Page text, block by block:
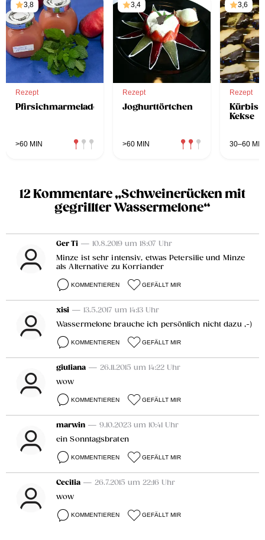
3,8
Rezept
Pfirsichmarmelade
>60 MIN
3,4
Rezept
Joghurttörtchen
>60 MIN
3,6
Rezept
Kürbis-
Kekse
30–60 MIN
12 Kommentare „Schweinerücken mit
gegrillter Wassermelone“
Ger Ti — 10.8.2019 um 18:07 Uhr
Minze ist sehr intensiv, etwas Petersilie und Minze
als Alternative zu Korriander
KOMMENTIEREN GEFÄLLT MIR
xisi — 13.5.2017 um 14:13 Uhr
Wassermelone brauche ich persönlich nicht dazu ,-)
KOMMENTIEREN GEFÄLLT MIR
giuliana — 26.11.2015 um 14:22 Uhr
wow
KOMMENTIEREN GEFÄLLT MIR
marwin — 9.10.2023 um 10:41 Uhr
ein Sonntagsbraten
KOMMENTIEREN GEFÄLLT MIR
Cecilia — 26.7.2015 um 22:16 Uhr
wow
KOMMENTIEREN GEFÄLLT MIR